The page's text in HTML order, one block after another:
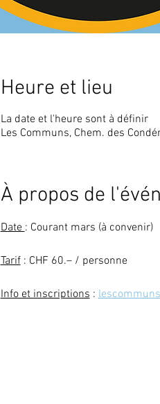
Heure et lieu
La date et l'heure sont à définir
Les Communs, Chem. des
À propos de
Date : Courant mars (à convenir)
Tarif : CHF 60.– / personne
Info et inscriptions :